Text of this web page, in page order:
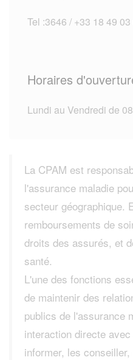
Tel :3646 / +33 18 49 03
Horaires
Lundi au Vendredi de
La CPAM est
l'assurance maladie
secteur géographique.
remboursements de
droits des assurés, et
santé.
L'une des fonctions
de maintenir des
publics de l'assurance
interaction directe
informer, les